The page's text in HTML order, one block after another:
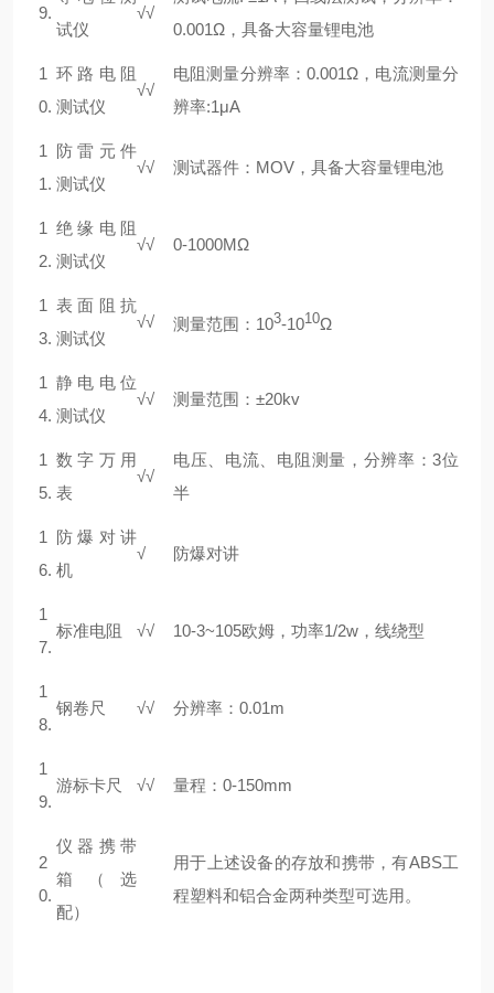
9.
试仪
√√
0.001Ω，具备大容量锂电池
1
0.
环路电阻
测试仪
√√
电阻测量分辨率：0.001Ω，电流测量分
辨率:1μA
1
1.
防雷元件
测试仪
√√ 测试器件：MOV，具备大容量锂电池
1
2.
绝缘电阻
测试仪
√√ 0-1000MΩ
1
3.
表面阻抗
测试仪
√√ 测量范围：103-1010Ω
1
4.
静电电位
测试仪
√√ 测量范围：±20kv
1
5.
数字万用
表
√√
电压、电流、电阻测量，分辨率：3位
半
1
6.
防爆对讲
机
√ 防爆对讲
1
7.
标准电阻 √√ 10-3~105欧姆，功率1/2w，线绕型
1
8.
钢卷尺 √√ 分辨率：0.01m
1
9.
游标卡尺 √√ 量程：0-150mm
2
0.
仪器携带
箱（选
配）
用于上述设备的存放和携带，有ABS工
程塑料和铝合金两种类型可选用。